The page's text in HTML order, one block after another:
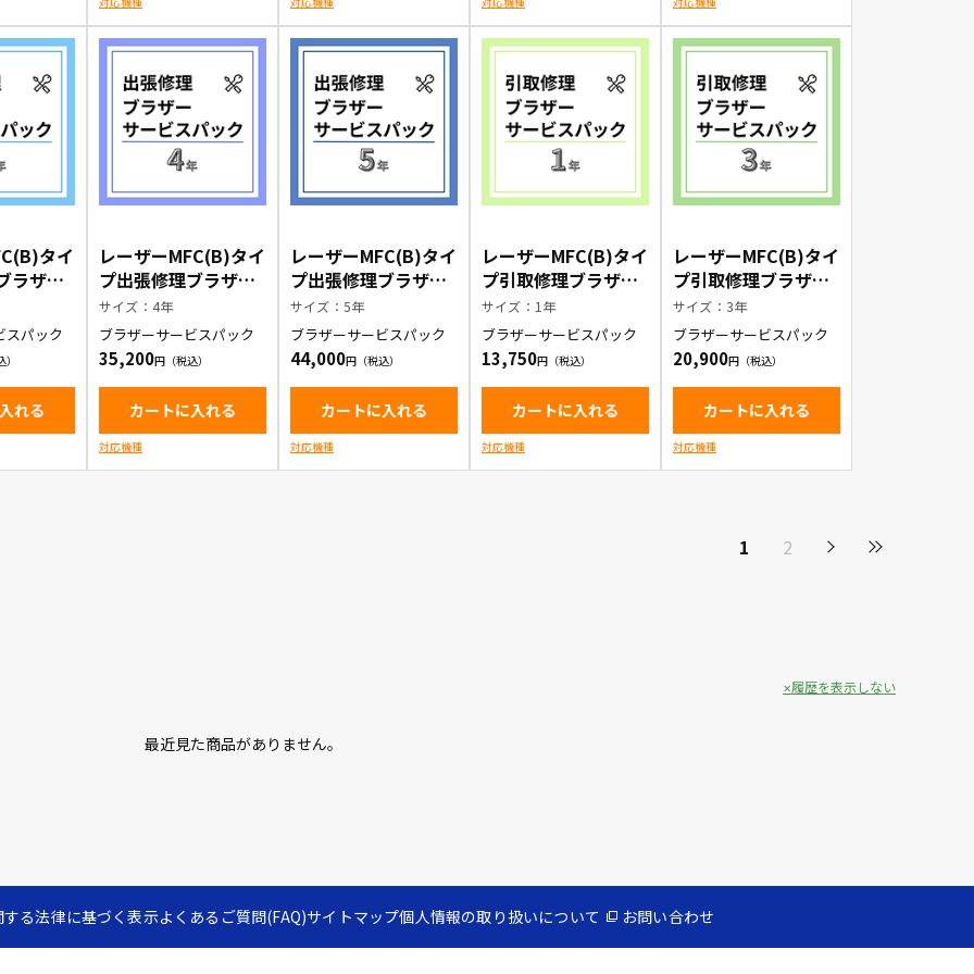
タイ
ラザー
スパック
れる
レーザーMFC(B)タイ
プ出張修理ブラザー
サービスパック4年
サイズ：4年
ブラザーサービスパック
35,200
カートに入れる
対応機種
レーザーMFC(B)タイ
プ出張修理ブラザー
サービスパック5年
サイズ：5年
ブラザーサービスパック
44,000
カートに入れる
対応機種
レーザーMFC(B)タイ
プ引取修理ブラザー
サービスパック1年
サイズ：1年
ブラザーサービスパック
13,750
カートに入れる
対応機種
レーザーMFC(B)タイ
プ引取修理ブラザー
サービスパック3年
サイズ：3年
ブラザーサービスパック
20,900
カートに入れる
対応機種
1 2
最近見た商品がありません。
履歴を表示しない
る法律に基づく表示よくあるご質問(FAQ)サイトマップ個人情報の取り扱いについて お問い合わせ